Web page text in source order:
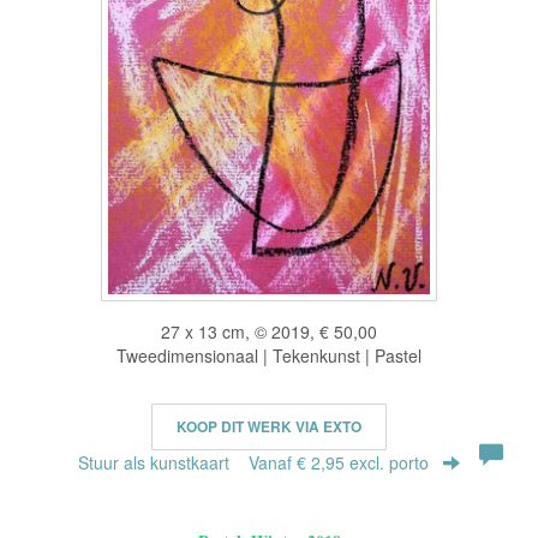
27 x 13 cm, © 2019, € 50,00
Tweedimensionaal | Tekenkunst | Pastel
KOOP DIT WERK VIA EXTO
Stuur als kunstkaart Vanaf € 2,95 excl. porto